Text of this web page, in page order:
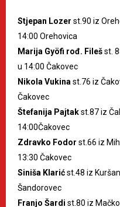
Stjepan Lozer st.90 iz
14:00 Orehovica
Marija Gyöfi rođ. Filešst.
u 14:00 Čakovec
Nikola Vukina st.76 iz
Čakovec
Štefanija Pajtakst.87 iz
14:00Čakovec
Zdravko Fodor st.66 iz
13:30 Čakovec
Siniša Klarićst.48 iz
Šandorovec
Franjo Šardi st.80 iz